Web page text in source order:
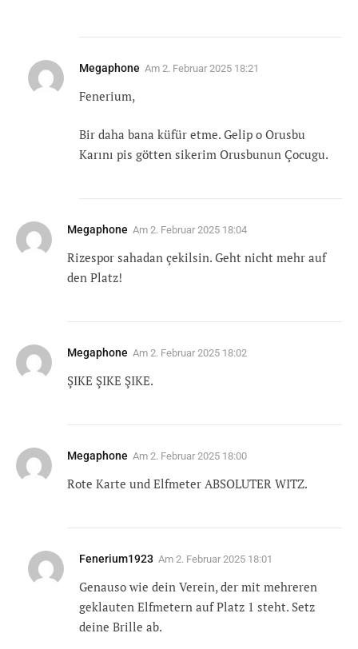
Megaphone Am 2. Februar 2025 18:21
Fenerium,
Bir daha bana küfür etme. Gelip o Orusbu
Karını pis götten sikerim Orusbunun Çocugu.
Megaphone Am 2. Februar 2025 18:04
Rizespor sahadan çekilsin. Geht nicht mehr auf
den Platz!
Megaphone Am 2. Februar 2025 18:02
ŞIKE ŞIKE ŞIKE.
Megaphone Am 2. Februar 2025 18:00
Rote Karte und Elfmeter ABSOLUTER WITZ.
Fenerium1923 Am 2. Februar 2025 18:01
Genauso wie dein Verein, der mit mehreren
geklauten Elfmetern auf Platz 1 steht. Setz
deine Brille ab.